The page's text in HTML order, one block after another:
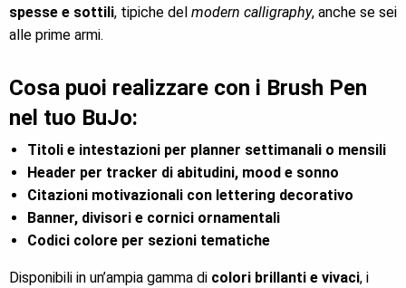
spesse e sottili, tipiche del modern calligraphy, anche se sei
alle prime armi.
Cosa puoi realizzare con i Brush Pen
nel tuo BuJo:
Titoli e intestazioni per planner settimanali o mensili
Header per tracker di abitudini, mood e sonno
Citazioni motivazionali con lettering decorativo
Banner, divisori e cornici ornamentali
Codici colore per sezioni tematiche
Disponibili in un’ampia gamma di colori brillanti e vivaci, i